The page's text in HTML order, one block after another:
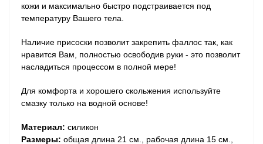
кожи и максимально быстро подстраивается под
температуру Вашего тела.
Наличие присоски позволит закрепить фаллос так, как
нравится Вам, полностью освободив руки - это позволит
насладиться процессом в полной мере!
Для комфорта и хорошего скольжения используйте
смазку только на водной основе!
Материал: силикон
Размеры: общая длина 21 см., рабочая длина 15 см.,